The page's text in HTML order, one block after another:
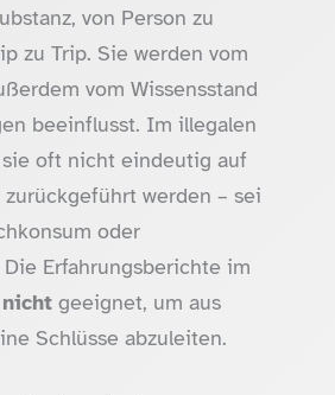
von Person zu
zu Trip. Sie werden vom
vom Wissensstand
beeinflusst. Im illegalen
oft nicht eindeutig auf
werden – sei
oder
Erfahrungsberichte im
nicht geeignet, um aus
Schlüsse abzuleiten.